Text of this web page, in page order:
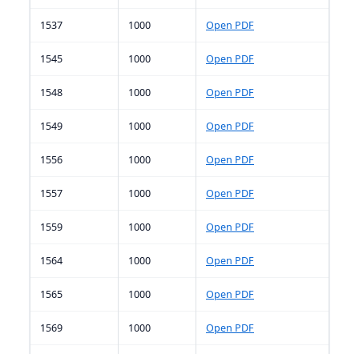
1537 1000 Open PDF
1545 1000 Open PDF
1548 1000 Open PDF
1549 1000 Open PDF
1556 1000 Open PDF
1557 1000 Open PDF
1559 1000 Open PDF
1564 1000 Open PDF
1565 1000 Open PDF
1569 1000 Open PDF